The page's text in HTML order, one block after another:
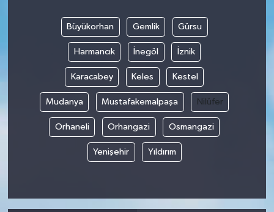
Büyükorhan Gemlik Gürsu
Harmancık İnegöl İznik
Karacabey Keles Kestel
Mudanya Mustafakemalpaşa Nilüfer
Orhaneli Orhangazi Osmangazi
Yenişehir Yıldırım